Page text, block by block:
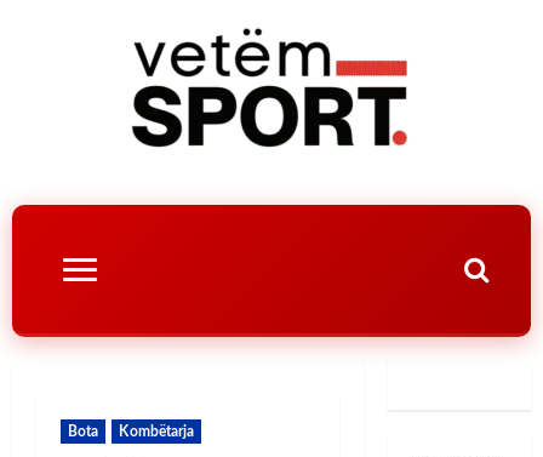
Bota Kombëtarja